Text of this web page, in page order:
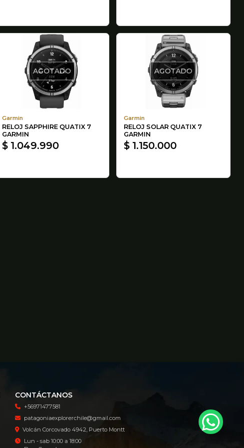
AGOTADO
Garmin
RELOJ SAPPHIRE QUATIX 7
GARMIN
$ 1.049.990
AGOTADO
Garmin
RELOJ SOLAR QUATIX 7
GARMIN
$ 1.150.000
CONTÁCTANOS
+56971477581
patagoniaexplorerchile@gmail.com
Volcán Corcovado 4942, Puerto Montt
Lun - sab 10:00 a 18:00